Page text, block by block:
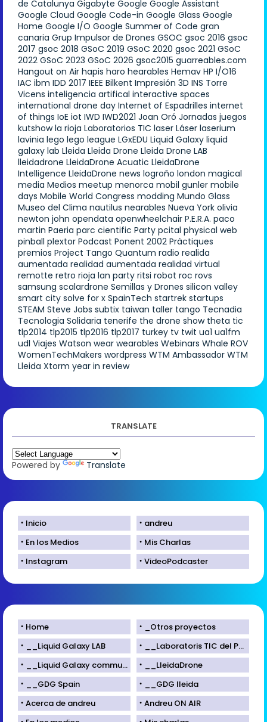
de Catalunya Gigabyte Google Google Assistant
Google Cloud Google Code-in Google Glass Google
Home Google I/O Google Summer of Code gran
canaria Grup Impulsor de Drones GSOC gsoc 2016 gsoc
2017 gsoc 2018 GSoC 2019 GSoC 2020 gsoc 2021 GSoC
2022 GSoC 2023 GSoC 2026 gsoc2015 guarreables.com
Hangout on Air hapis haro hearables Hemav HP I/O16
IAC ibm IDD 2017 IEEE Bilkent Impresión 3D INS Torre
Vicens inteligencia artifical interactive spaces
international drone day Internet of Espadrilles internet
of things IoE iot IWD IWD2021 Joan Oró Jornadas juegos
kutshow la rioja Laboratorios TIC laser Láser laserium
lavinia lego lego league LGxEDU Liquid Galaxy liquid
galaxy lab Lleida Lleida Drone Lleida Drone LAB
lleidadrone LleidaDrone Acuatic LleidaDrone
Intelligence LleidaDrone news logroño london magical
media Medios meetup menorca mobil gunler mobile
days Mobile World Congress modding Mundo Glass
Museo del Clima nautilus nearables Nueva York olivia
newton john opendata openwheelchair P.E.R.A. paco
martin Paeria parc cientific Party pcital physical web
pinball plextor Podcast Ponent 2002 Pràctiques
premios Project Tango Quantum radio realida
aumentada realidad aumentada realidad virtual
remotte retro rioja lan party ritsi robot roc rovs
samsung scalardrone Semillas y Drones silicon valley
smart city solve for x SpainTech startrek startups
STEAM Steve Jobs subtix taiwan taller tango Tecnadia
Tecnologia Solidaria tenerife the drone show theta tic
tlp2014 tlp2015 tlp2016 tlp2017 turkey tv twit ua1 ua1fm
udl Viajes Watson wear wearables Webinars Whale ROV
WomenTechMakers wordpress WTM Ambassador WTM
Lleida Xtorm year in review
TRANSLATE
Powered by Translate
Inicio
andreu
En los Medios
Mis Charlas
Instagram
VideoPodcaster
Home
_Otros proyectos
__Liquid Galaxy LAB
__Laboratoris TIC del Parc Científic de Lleida
__Liquid Galaxy community
__LleidaDrone
__GDG Spain
__GDG lleida
Acerca de andreu
Andreu ON AIR